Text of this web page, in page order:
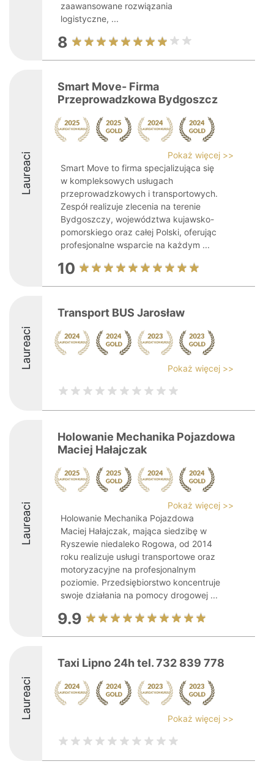
zaawansowane rozwiązania
logistyczne, ...
8
Laureaci
Smart Move- Firma
Przeprowadzkowa Bydgoszcz
Pokaż więcej >>
Smart Move to firma specjalizująca się
w kompleksowych usługach
przeprowadzkowych i transportowych.
Zespół realizuje zlecenia na terenie
Bydgoszczy, województwa kujawsko-
pomorskiego oraz całej Polski, oferując
profesjonalne wsparcie na każdym ...
10
Laureaci
Transport BUS Jarosław
Pokaż więcej >>
Laureaci
Holowanie Mechanika Pojazdowa
Maciej Hałajczak
Pokaż więcej >>
Holowanie Mechanika Pojazdowa
Maciej Hałajczak, mająca siedzibę w
Ryszewie niedaleko Rogowa, od 2014
roku realizuje usługi transportowe oraz
motoryzacyjne na profesjonalnym
poziomie. Przedsiębiorstwo koncentruje
swoje działania na pomocy drogowej ...
9.9
Laureaci
Taxi Lipno 24h tel. 732 839 778
Pokaż więcej >>